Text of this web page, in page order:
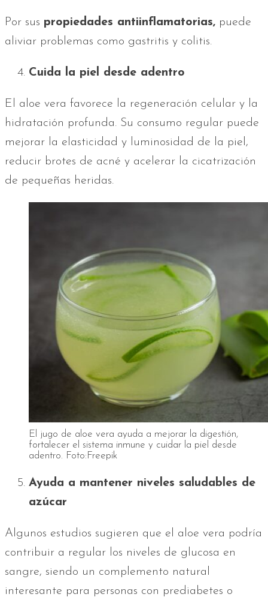
Por sus propiedades antiinflamatorias, puede
aliviar problemas como gastritis y colitis.
Cuida la piel desde adentro
El aloe vera favorece la regeneración celular y la
hidratación profunda. Su consumo regular puede
mejorar la elasticidad y luminosidad de la piel,
reducir brotes de acné y acelerar la cicatrización
de pequeñas heridas.
El jugo de aloe vera ayuda a mejorar la digestión,
fortalecer el sistema inmune y cuidar la piel desde
adentro. Foto:Freepik
Ayuda a mantener niveles saludables de
azúcar
Algunos estudios sugieren que el aloe vera podría
contribuir a regular los niveles de glucosa en
sangre, siendo un complemento natural
interesante para personas con prediabetes o